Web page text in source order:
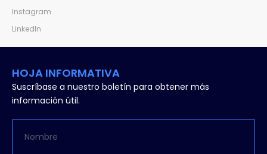
Instagram
LinkedIn
HOJA INFORMATIVA
Suscríbase a nuestro boletín para obtener más
información útil.